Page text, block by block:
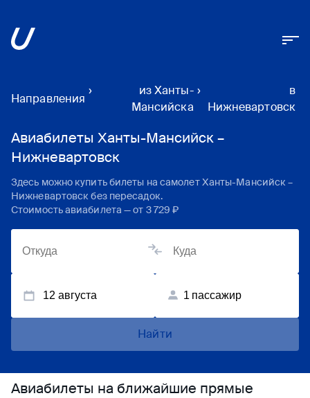
Направления
›
из Ханты-
Мансийска
›
в
Нижневартовск
Авиабилеты Ханты-Мансийск –
Нижневартовск
Здесь можно купить билеты на самолетХанты-Мансийск–
Нижневартовскбез пересадок.
Стоимость авиабилета — от 3 729 ₽
12 августа 1 пассажир
Найти
Авиабилеты на ближайшие прямые